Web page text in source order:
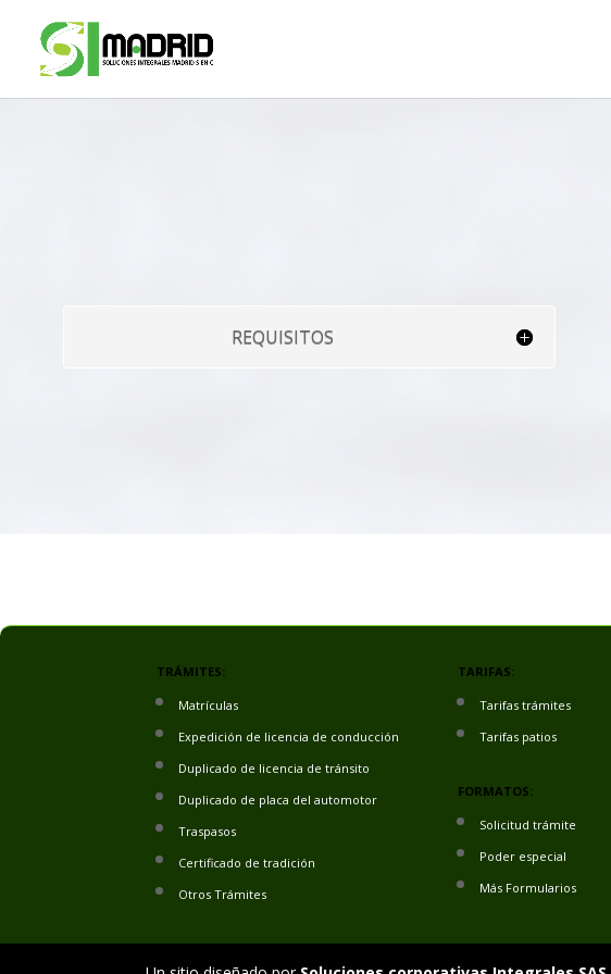
REQUISITOS
TRÁMITES:
Matrículas
Expedición de licencia de conducción
Duplicado de licencia de tránsito
Duplicado de placa del automotor
Traspasos
Certificado de tradición
Otros Trámites
TARIFAS:
Tarifas trámites
Tarifas patios
FORMATOS:
Solicitud trámite
Poder especial
Más Formularios